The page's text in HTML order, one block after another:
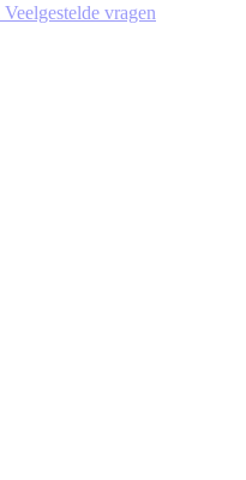
Veelgestelde vragen